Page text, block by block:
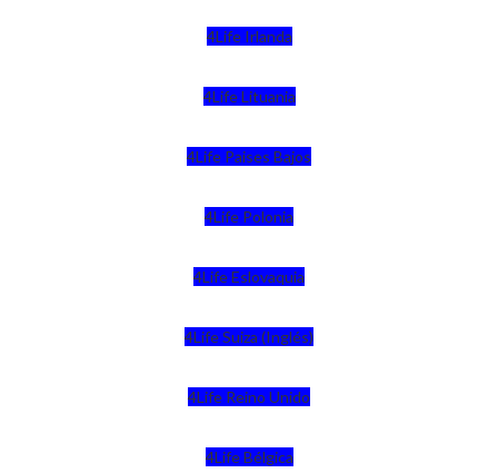
4Life Irlanda
4Life Lituania
4Life Paises Bajos
4Life Polonia
4Life Eslovaquia
4Life Suiza (Inglés)
4Life Reino Unido
4Life Bélgica